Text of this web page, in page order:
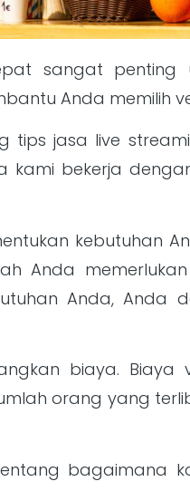
sangat penting
Anda memilih
jasa live
bekerja
kebutuhan
Anda
Anda,
biaya.
orang yang
bagaimana